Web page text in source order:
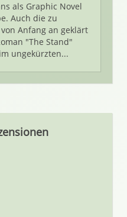
als Graphic Novel
Auch die zu
Anfang an geklärt
"The Stand"
ungekürzten...